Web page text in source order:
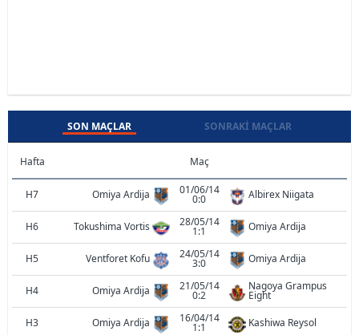
SON MAÇLAR SONRAKI MAÇLAR
Hafta Maç
H7 Omiya Ardija 01/06/14
0:0 Albirex Niigata
H6 Tokushima Vortis 28/05/14
1:1 Omiya Ardija
H5 Ventforet Kofu 24/05/14
3:0 Omiya Ardija
H4 Omiya Ardija 21/05/14
0:2
Nagoya Grampus
Eight
H3
Omiya Ardija 16/04/14
1:1 Kashiwa Reysol